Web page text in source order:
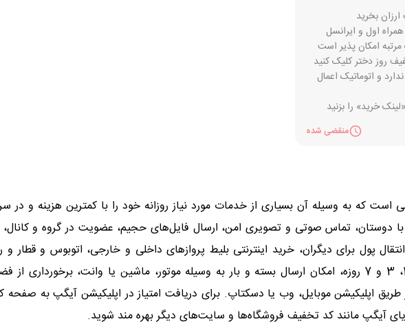
بخرید
امکان پذیر است
روز دختر کلیک کنید
و اتوماتیک اعمال
خرید» را بزنید
منقضی شده
که به وسیله آن بسیاری از خدمات مورد نیاز روزانه خود را با کمترین هزینه و در
دوستان، تماس صوتی و تصویری امن، ارسال فایل‌های حجیم، عضویت در گروه و
پول برای دیگران، خرید اینترنتی بلیط پروازهای داخلی و خارجی، اتوبوس و قطار
طریق اپلیکیشن موبایل، وب یا دسکتاپ. برای دریافت امتیاز در اپلیکیشن آیگپ به
آیگپ مانند کد تخفیف فروشگاه‌ها و سایت‌های دیگر بهره مند شوید.